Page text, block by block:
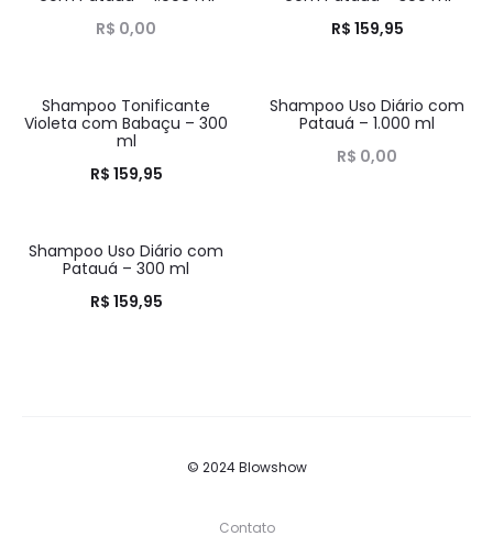
R$ 0,00
R$ 159,95
HOT
Shampoo Tonificante
Violeta com Babaçu – 300
ml
R$ 159,95
HOT
Shampoo Uso Diário com
Patauá – 1.000 ml
R$ 0,00
HOT
Shampoo Uso Diário com
Patauá – 300 ml
R$ 159,95
© 2024 Blowshow
Contato